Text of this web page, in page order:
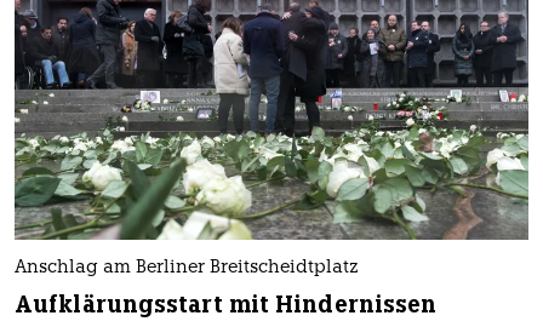
Anschlag am Berliner Breitscheidtplatz
Aufklärungsstart mit Hindernissen